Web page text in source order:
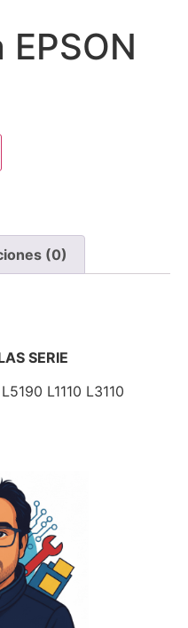
(0)
SERIE
L1110 L3110